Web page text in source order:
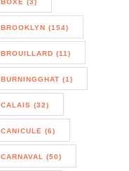
BROOKLYN (154)
BROUILLARD (11)
BURNINGGHAT (1)
CALAIS (32)
CANICULE (6)
CARNAVAL (50)